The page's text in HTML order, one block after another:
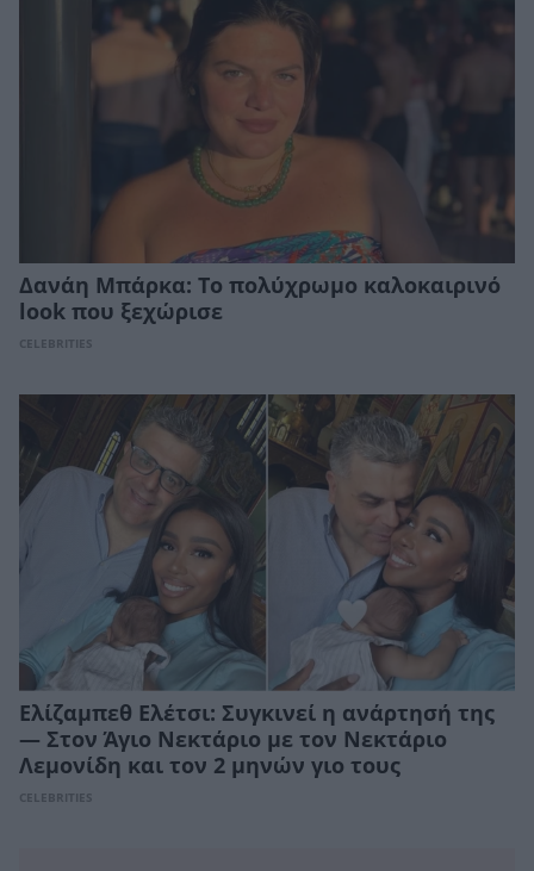
Δανάη Μπάρκα: Το πολύχρωμο καλοκαιρινό
look που ξεχώρισε
CELEBRITIES
Ελίζαμπεθ Ελέτσι: Συγκινεί η ανάρτησή της
— Στον Άγιο Νεκτάριο με τον Νεκτάριο
Λεμονίδη και τον 2 μηνών γιο τους
CELEBRITIES